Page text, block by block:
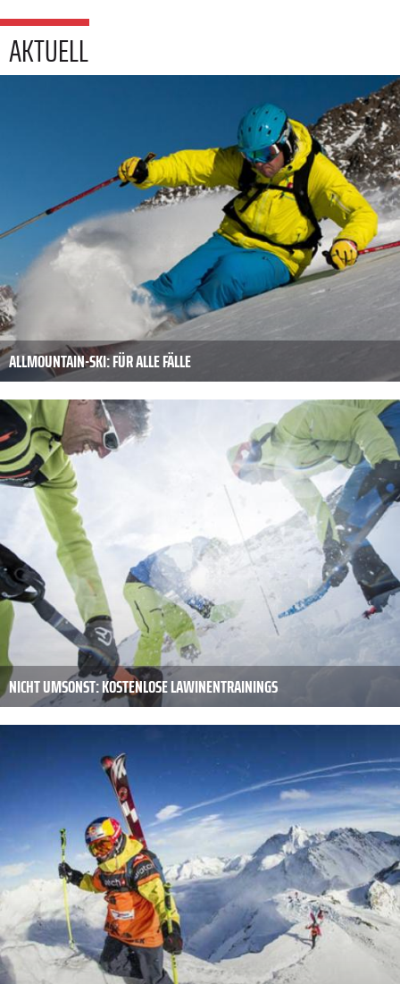
AKTUELL
ALLMOUNTAIN-SKI: FÜR ALLE FÄLLE
NICHT UMSONST: KOSTENLOSE LAWINENTRAININGS